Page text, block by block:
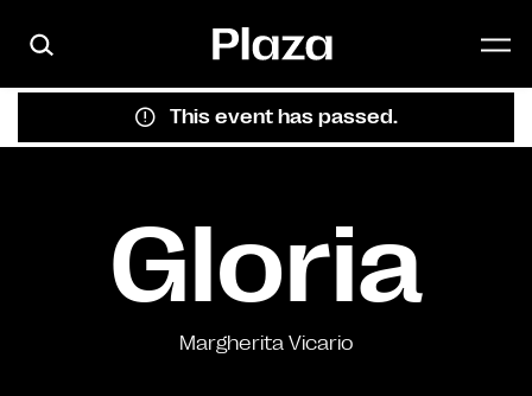
This event has passed.
Gloria
Margherita Vicario